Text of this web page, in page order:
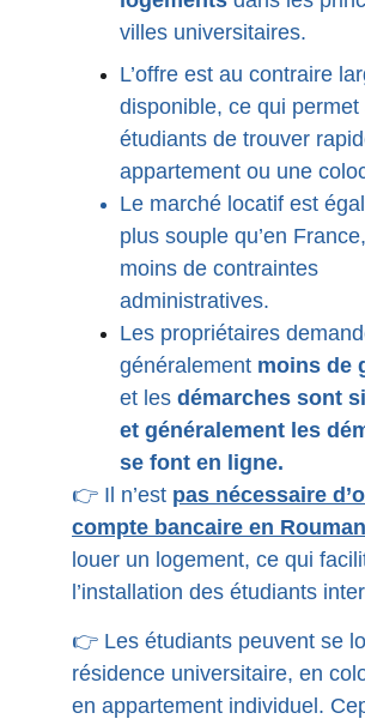
villes universitaires.
L’offre est au contraire
disponible, ce qui permet
étudiants de trouver
appartement ou une
Le marché locatif est
plus souple qu’en
moins de contraintes
administratives.
Les propriétaires
généralement moins de
et les démarches sont
et généralement les
se font en ligne.
👉 Il n’est pas nécessaire
compte bancaire en
louer un logement, ce qui
l’installation des étudiants
👉 Les étudiants peuvent se
résidence universitaire, en
en appartement individuel.